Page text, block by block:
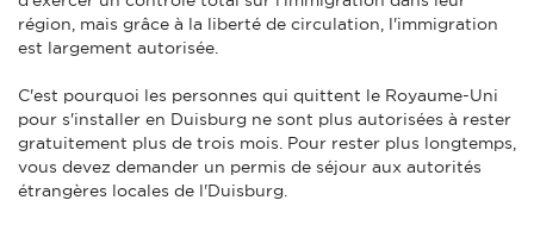
région, mais grâce à la liberté de circulation, l'immigration
est largement autorisée.
C'est pourquoi les personnes qui quittent le Royaume-Uni
pour s'installer en Duisburg ne sont plus autorisées à rester
gratuitement plus de trois mois. Pour rester plus longtemps,
vous devez demander un permis de séjour aux autorités
étrangères locales de l'Duisburg.